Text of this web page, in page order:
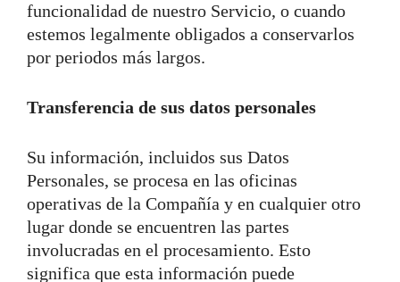
funcionalidad de nuestro Servicio, o cuando
estemos legalmente obligados a conservarlos
por periodos más largos.
Transferencia de sus datos personales
Su información, incluidos sus Datos
Personales, se procesa en las oficinas
operativas de la Compañía y en cualquier otro
lugar donde se encuentren las partes
involucradas en el procesamiento. Esto
significa que esta información puede